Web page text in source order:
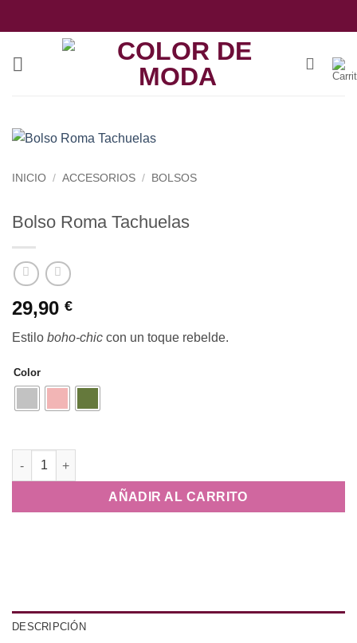
al
INICIO / ACCESORIOS / BOLSOS
Bolso Roma Tachuelas
29,90 €
Estilo boho-chic con un toque rebelde.
Color
Bolso Roma Tachuelas cantidad
AÑADIR AL CARRITO
DESCRIPCIÓN